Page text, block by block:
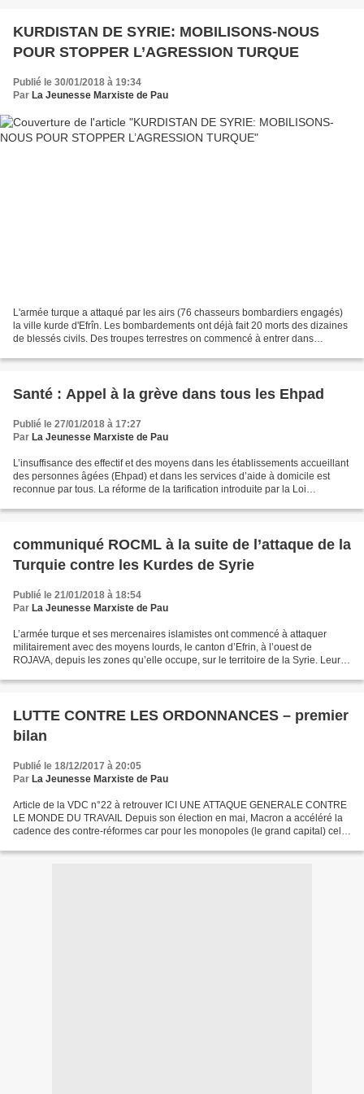
KURDISTAN DE SYRIE: MOBILISONS-NOUS
POUR STOPPER L’AGRESSION TURQUE
Publié le 30/01/2018 à 19:34
Par La Jeunesse Marxiste de Pau
L'armée turque a attaqué par les airs (76 chasseurs bombardiers engagés)
la ville kurde d'Efrîn. Les bombardements ont déjà fait 20 morts des dizaines
de blessés civils. Des troupes terrestres on commencé à entrer dans
Santé : Appel à la grève dans tous les Ehpad
Publié le 27/01/2018 à 17:27
Par La Jeunesse Marxiste de Pau
L’insuffisance des effectif et des moyens dans les établissements accueillant
des personnes âgées (Ehpad) et dans les services d’aide à domicile est
reconnue par tous. La réforme de la tarification introduite par la Loi
communiqué ROCML à la suite de l’attaque de la
Turquie contre les Kurdes de Syrie
Publié le 21/01/2018 à 18:54
Par La Jeunesse Marxiste de Pau
L’armée turque et ses mercenaires islamistes ont commencé à attaquer
militairement avec des moyens lourds, le canton d’Efrin, à l’ouest de
ROJAVA, depuis les zones qu’elle occupe, sur le territoire de la Syrie. Leur
LUTTE CONTRE LES ORDONNANCES – premier
bilan
Publié le 18/12/2017 à 20:05
Par La Jeunesse Marxiste de Pau
Article de la VDC n°22 à retrouver ICI UNE ATTAQUE GENERALE CONTRE
LE MONDE DU TRAVAIL Depuis son élection en mai, Macron a accéléré la
cadence des contre-réformes car pour les monopoles (le grand capital) cela